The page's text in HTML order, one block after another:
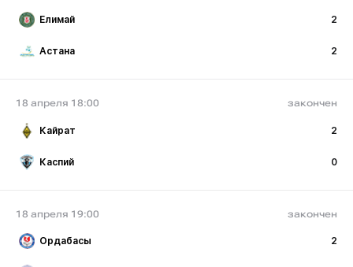
Елимай 2
Астана 2
18 апреля 18:00 закончен
Кайрат 2
Каспий 0
18 апреля 19:00 закончен
Ордабасы 2